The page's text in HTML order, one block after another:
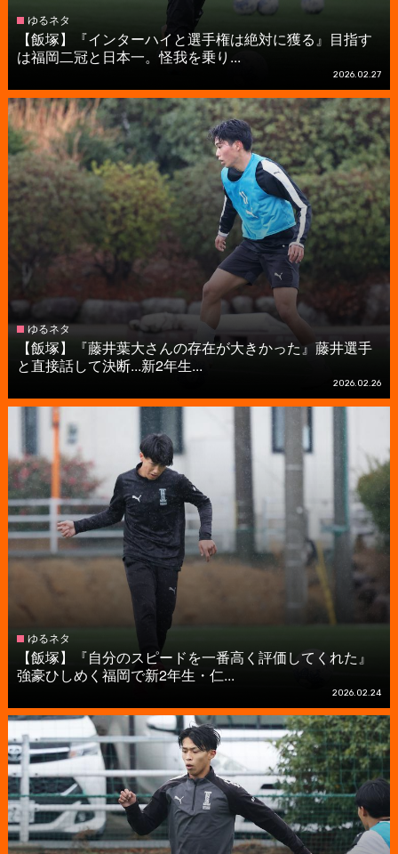
ゆるネタ
【飯塚】『インターハイと選手権は絶対に獲る』目指す
は福岡二冠と日本一。怪我を乗り...
2026.02.27
ゆるネタ
【飯塚】『藤井葉大さんの存在が大きかった』藤井選手
と直接話して決断...新2年生...
2026.02.26
ゆるネタ
【飯塚】『自分のスピードを一番高く評価してくれた』
強豪ひしめく福岡で新2年生・仁...
2026.02.24